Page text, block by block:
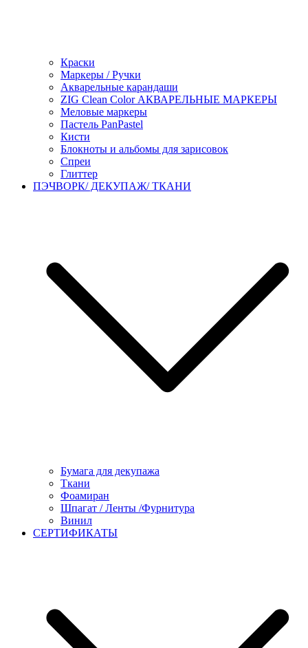
Краски
Маркеры / Ручки
Акварельные карандаши
ZIG Clean Color АКВАРЕЛЬНЫЕ МАРКЕРЫ
Меловые маркеры
Пастель PanPastel
Кисти
Блокноты и альбомы для зарисовок
Спреи
Глиттер
ПЭЧВОРК/ ДЕКУПАЖ/ ТКАНИ
Бумага для декупажа
Ткани
Фоамиран
Шпагат / Ленты /Фурнитура
Винил
СЕРТИФИКАТЫ